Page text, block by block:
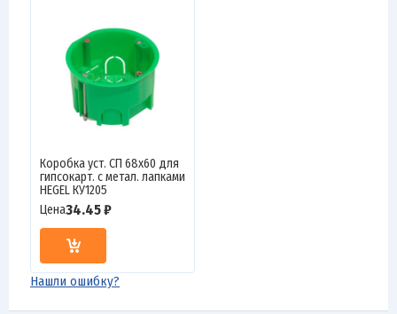
Коробка уст. СП 68х60 для
гипсокарт. с метал. лапками
HEGEL КУ1205
Цена34.45 ₽
Нашли ошибку?